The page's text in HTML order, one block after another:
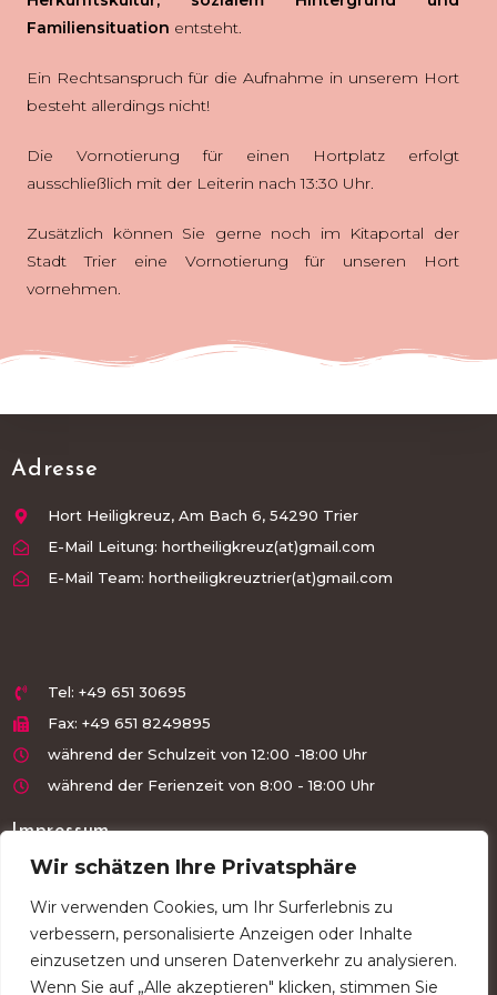
Wir schätzen Ihre Privatsphäre
Wir verwenden Cookies, um Ihr Surferlebnis zu
verbessern, personalisierte Anzeigen oder Inhalte
einzusetzen und unseren Datenverkehr zu analysieren.
Wenn Sie auf „Alle akzeptieren" klicken, stimmen Sie
Familiensituation entsteht.
Ein Rechtsanspruch für die Aufnahme in unserem Hort
besteht allerdings nicht!
Die Vornotierung für einen Hortplatz erfolgt
ausschließlich mit der Leiterin nach 13:30 Uhr.
Zusätzlich können Sie gerne noch im Kitaportal der
Stadt Trier eine Vornotierung für unseren Hort
vornehmen.
Adresse
Hort Heiligkreuz, Am Bach 6, 54290 Trier
E-Mail Leitung: hortheiligkreuz(at)gmail.com
E-Mail Team: hortheiligkreuztrier(at)gmail.com
Tel: +49 651 30695
Fax: +49 651 8249895
während der Schulzeit von 12:00 -18:00 Uhr
während der Ferienzeit von 8:00 - 18:00 Uhr
Impressum
Haftungsausschluss
Datenschutzerklärung
Hort Heiligkreuz Trier
Hort Heiligkreuz Trier